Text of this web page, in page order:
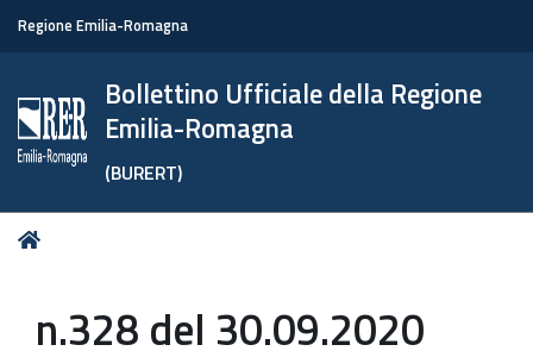
Regione Emilia-Romagna
Bollettino Ufficiale della Regione
Emilia-Romagna
(BURERT)
Tu
n.328 del 30.09.2020